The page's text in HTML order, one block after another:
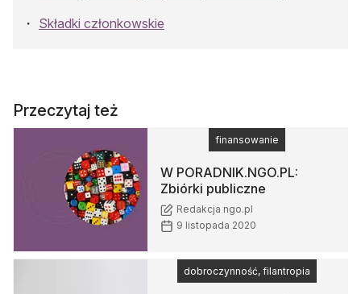
Składki członkowskie
Przeczytaj też
W PORADNIK.NGO.PL:
Zbiórki publiczne
Redakcja ngo.pl
9 listopada 2020
finansowanie
dobroczynność, filantropia